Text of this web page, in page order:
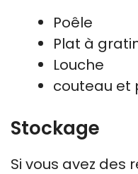
Poêle
Plat à
Louche
couteau et
Stockage
Si vous avez des